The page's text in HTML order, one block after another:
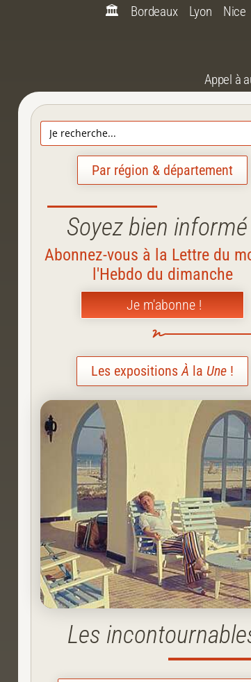
🏛️ Bordeaux Lyon Nice
Appel à
Search
for:
Par région & département
Soyez bien
Abonnez-vous à la Lettre du
l'Hebdo du dimanche
Je m'abonne !
Les expositionsÀ la Une !
Les